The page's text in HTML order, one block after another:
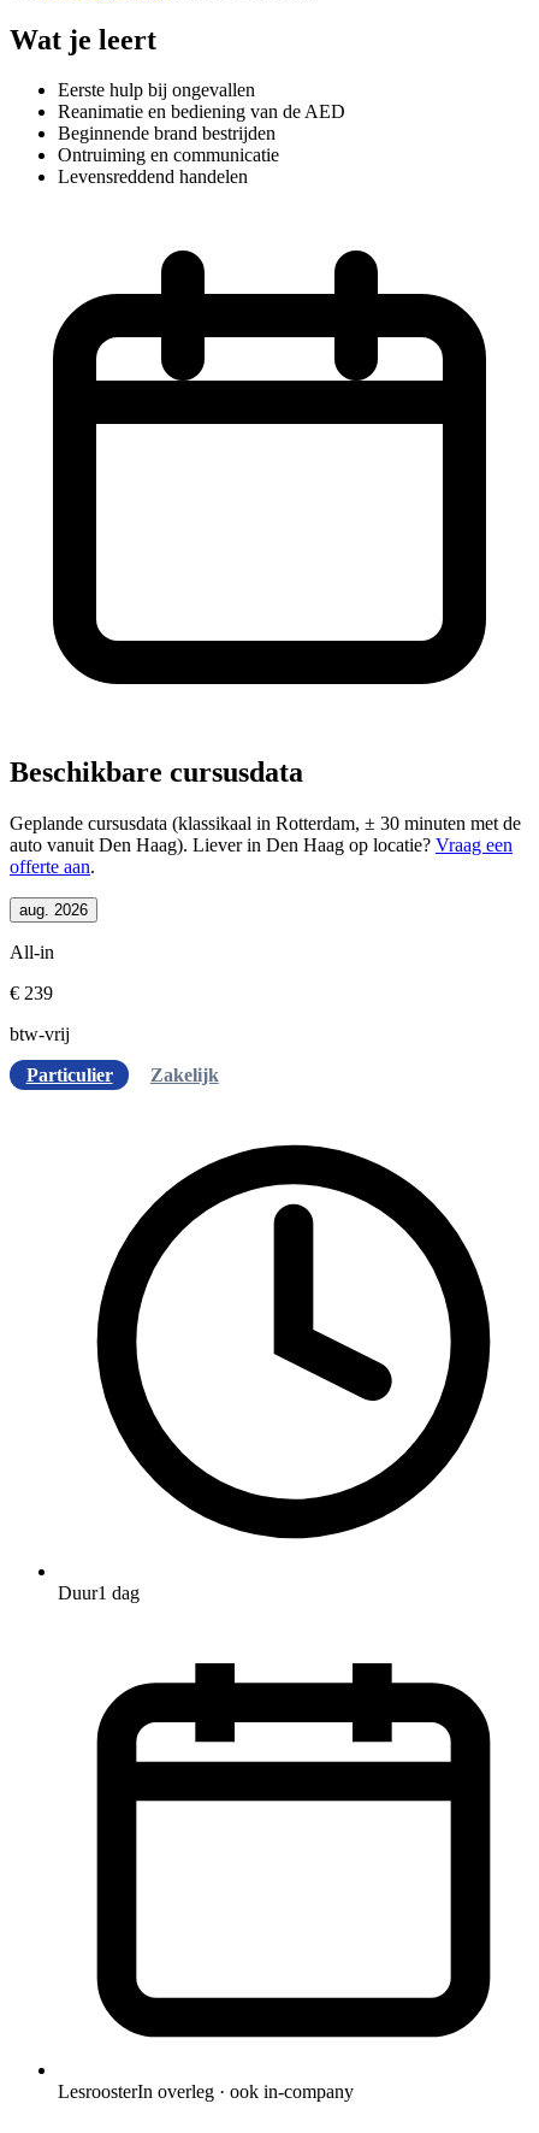
Wat je leert
Eerste hulp bij ongevallen
Reanimatie en bediening van de AED
Beginnende brand bestrijden
Ontruiming en communicatie
Levensreddend handelen
Beschikbare cursusdata
Geplande cursusdata (klassikaal in Rotterdam, ± 30 minuten met de
auto vanuit Den Haag). Liever in Den Haag op locatie? Vraag een
offerte aan.
aug. 2026
All-in
€ 239
btw-vrij
Particulier
Zakelijk
Duur1 dag
LesroosterIn overleg · ook in-company